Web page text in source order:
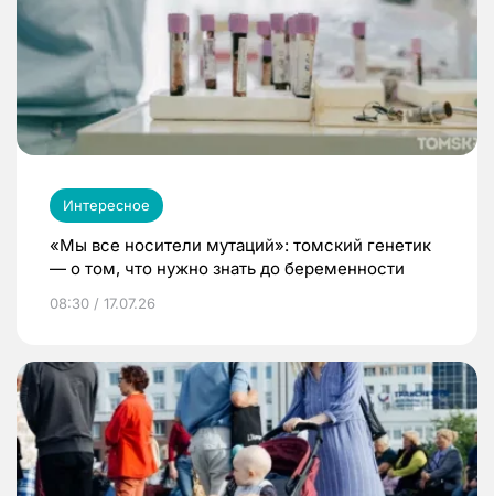
Интересное
«Мы все носители мутаций»: томский генетик
— о том, что нужно знать до беременности
08:30 / 17.07.26